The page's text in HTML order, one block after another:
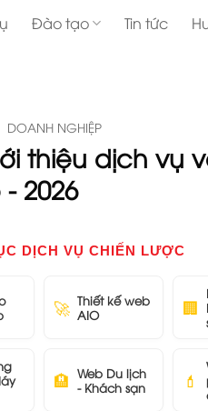
Đào tạo Tin tức
DOANH NGHIỆP
thiệu dịch vụ
2026
DỊCH VỤ CHIẾN LƯỢC
🚀 Thiết kế web
AIO
🏢
🏨 Web Du lịch
- Khách sạn
💄